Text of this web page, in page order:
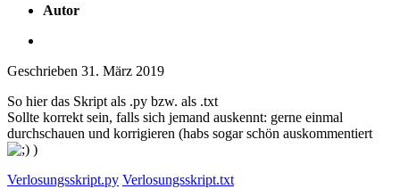
Autor
Geschrieben 31. März 2019
So hier das Skript als .py bzw. als .txt
Sollte korrekt sein, falls sich jemand auskennt: gerne einmal
durchschauen und korrigieren (habs sogar schön auskommentiert
)
Verlosungsskript.py Verlosungsskript.txt